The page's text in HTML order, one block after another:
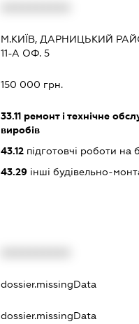
М.КИЇВ, ДАРНИЦЬКИЙ
11-А ОФ. 5
150 000 грн.
33.11ремонт і технічне
виробів
43.12підготовчі роботи на
43.29інші будівельно-
dossier.missingData
dossier.missingData